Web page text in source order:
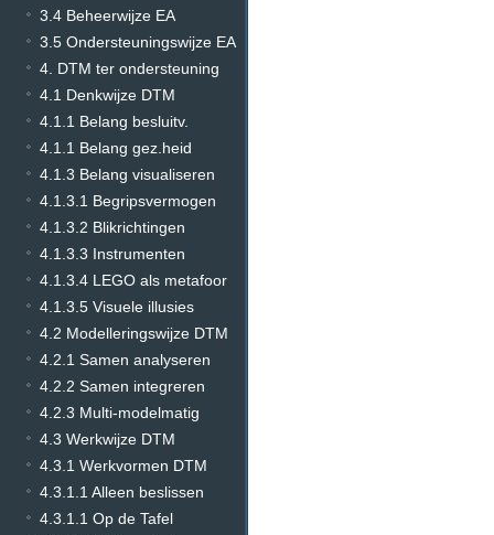
3.4 Beheerwijze EA
3.5 Ondersteuningswijze EA
4. DTM ter ondersteuning
4.1 Denkwijze DTM
4.1.1 Belang besluitv.
4.1.1 Belang gez.heid
4.1.3 Belang visualiseren
4.1.3.1 Begripsvermogen
4.1.3.2 Blikrichtingen
4.1.3.3 Instrumenten
4.1.3.4 LEGO als metafoor
4.1.3.5 Visuele illusies
4.2 Modelleringswijze DTM
4.2.1 Samen analyseren
4.2.2 Samen integreren
4.2.3 Multi-modelmatig
4.3 Werkwijze DTM
4.3.1 Werkvormen DTM
4.3.1.1 Alleen beslissen
4.3.1.1 Op de Tafel